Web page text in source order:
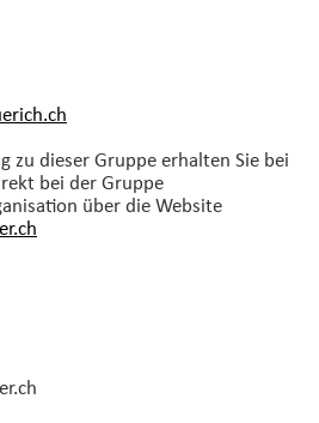
ch
zu dieser Gruppe erhalten Sie bei
bei der Gruppe
über die Website